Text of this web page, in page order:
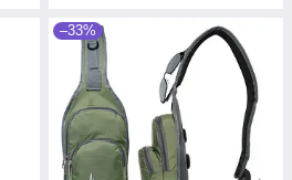
–33%